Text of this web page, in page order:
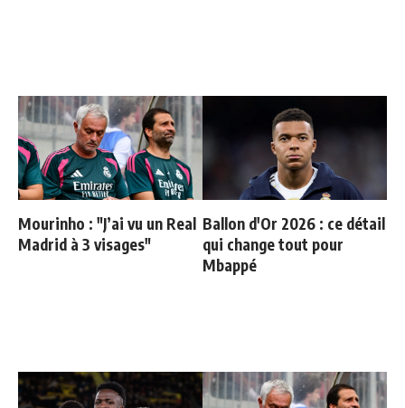
Mourinho : "J’ai vu un Real
Madrid à 3 visages"
Ballon d'Or 2026 : ce détail
qui change tout pour
Mbappé